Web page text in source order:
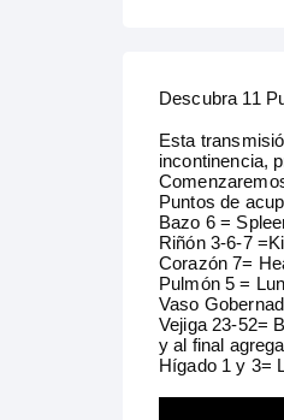
Descubra 11
Esta
incontinencia,
Puntos de
Bazo 6 =
Riñón 3-6-7
Corazón 7=
Pulmón 5 =
Vaso
Vejiga 23-52=
y al final
Hígado 1 y 3=